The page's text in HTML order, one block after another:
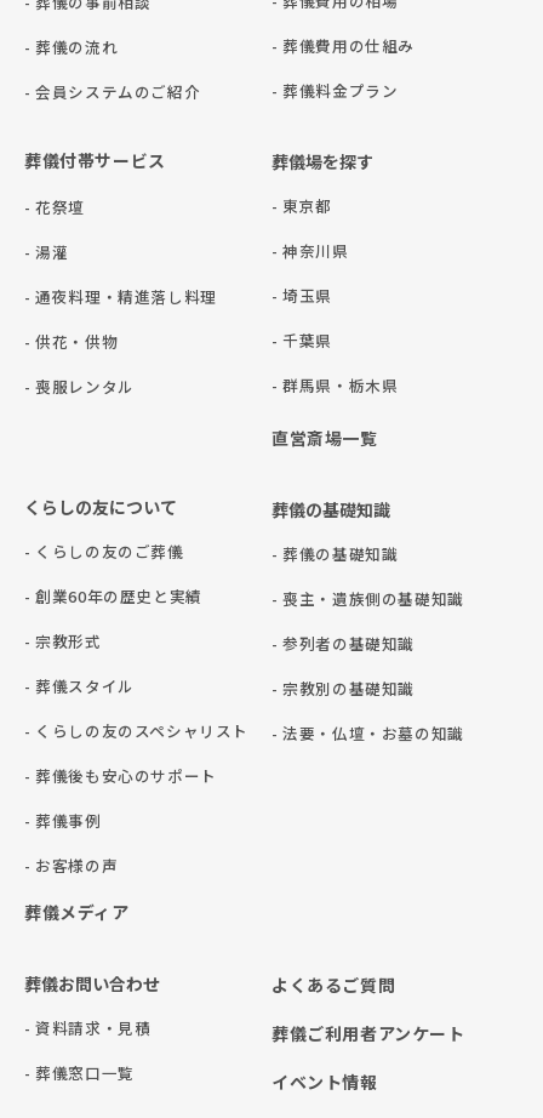
- 葬儀の流れ
- 会員システムのご紹介
- 葬儀費用の仕組み
- 葬儀料金プラン
葬儀付帯サービス
- 花祭壇
- 湯灌
- 通夜料理・精進落し料理
- 供花・供物
- 喪服レンタル
葬儀場を探す
- 東京都
- 神奈川県
- 埼玉県
- 千葉県
- 群⾺県・栃⽊県
直営斎場一覧
くらしの友について
- くらしの友のご葬儀
- 創業60年の歴史と実績
- 宗教形式
- 葬儀スタイル
- くらしの友のスペシャリスト
- 葬儀後も安心のサポート
- 葬儀事例
- お客様の声
葬儀メディア
葬儀の基礎知識
- 葬儀の基礎知識
- 喪主・遺族側の基礎知識
- 参列者の基礎知識
- 宗教別の基礎知識
- 法要・仏壇・お墓の知識
葬儀お問い合わせ
- 資料請求・見積
- 葬儀窓口一覧
よくあるご質問
葬儀ご利用者アンケート
イベント情報